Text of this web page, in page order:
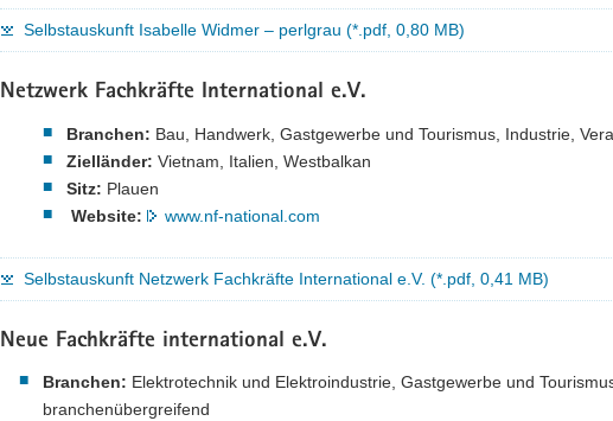
Selbstauskunft Isabelle Widmer – perlgrau (*.pdf, 0,80 MB)
Netzwerk Fachkräfte International e.V.
Branchen: Bau, Handwerk, Gastgewerbe und Tourismus, Industrie,
Zielländer: Vietnam, Italien, Westbalkan
Sitz: Plauen
Website:
www.nf-national.com
Selbstauskunft Netzwerk Fachkräfte International e.V. (*.pdf, 0,41 MB)
Neue Fachkräfte international e.V.
Branchen: Elektrotechnik und Elektroindustrie, Gastgewerbe und
branchenübergreifend